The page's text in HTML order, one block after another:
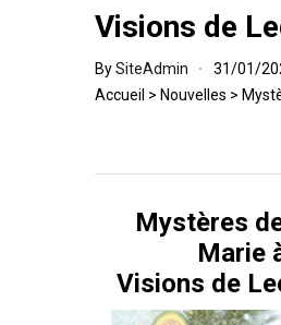
Visions de
BySiteAdmin
31/01/
Accueil > Nouvelles >
Mystères
Marie
Visions de